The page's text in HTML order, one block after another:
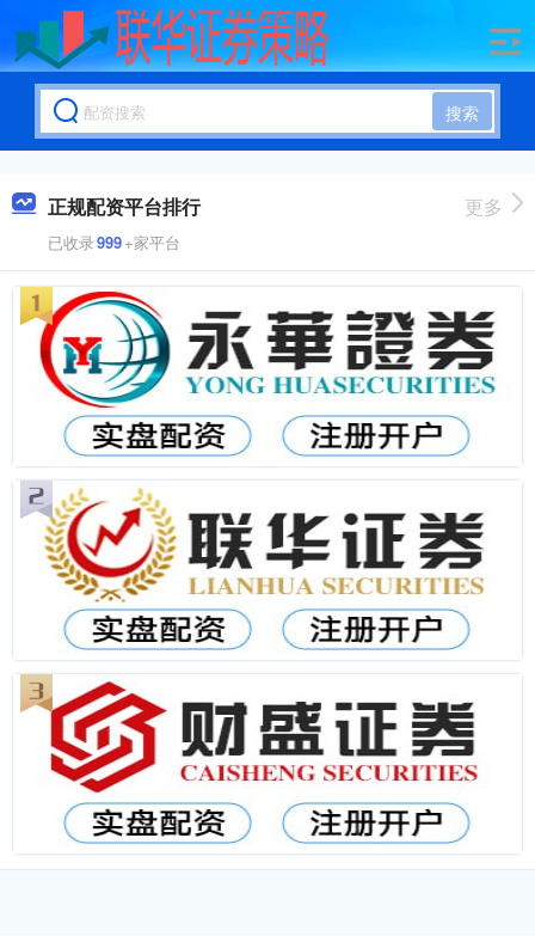
搜索
正规配资平台排行
已收录999+家平台
更多